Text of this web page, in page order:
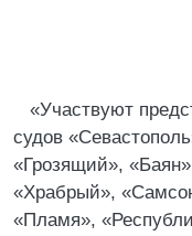
«Участвуют
судов
«Грозящий»,
«Храбрый»,
«Пламя»,